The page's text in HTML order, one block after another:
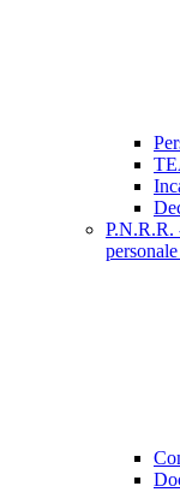
P.N.R.R.